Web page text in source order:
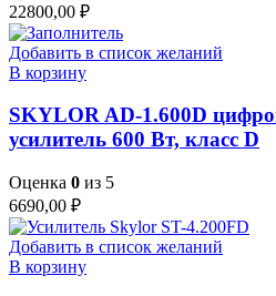
22800,00 ₽
Добавить в список желаний
В корзину
SKYLOR AD-1.600D
усилитель 600 Вт, класс D
Оценка 0 из 5
6690,00 ₽
Добавить в список желаний
В корзину